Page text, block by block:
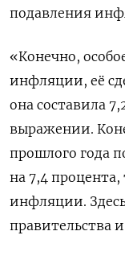
подавления
«Конечно,
инфляции, её
она составила
выражении.
прошлого года
на 7,4
инфляции.
правительства